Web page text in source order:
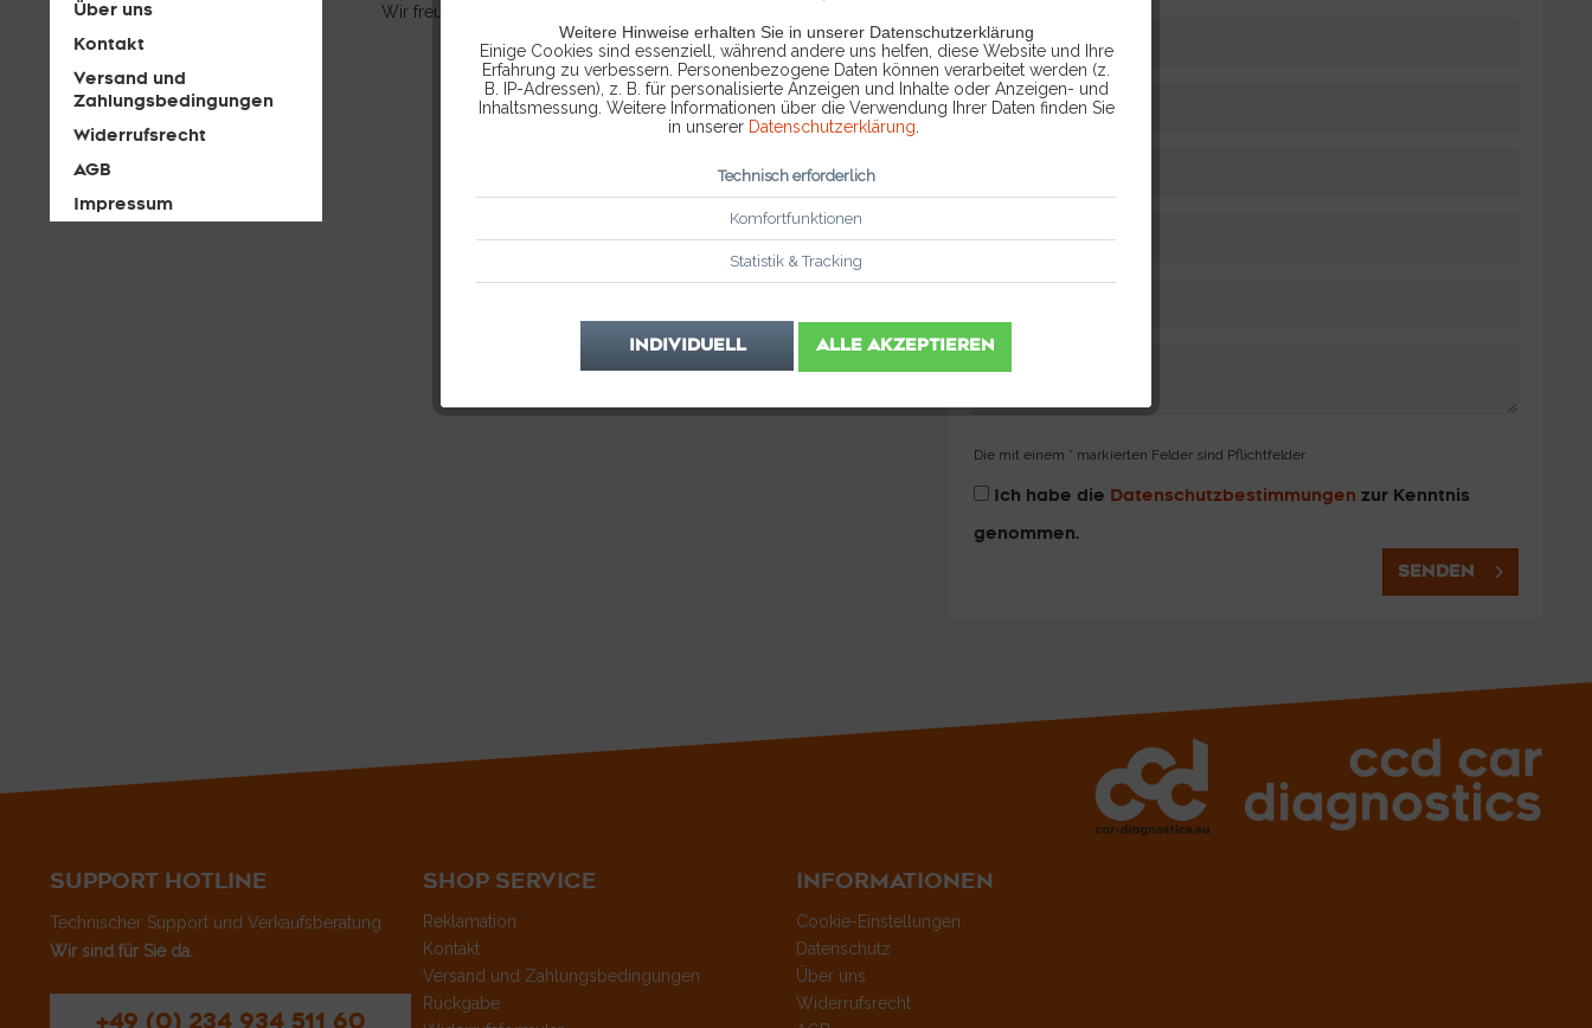
Weitere Hinweise erhalten Sie in unserer Datenschutzerklärung
Einige Cookies sind essenziell, während andere uns helfen, diese Website und Ihre
Erfahrung zu verbessern. Personenbezogene Daten können verarbeitet werden (z.
B. IP-Adressen), z. B. für personalisierte Anzeigen und Inhalte oder Anzeigen- und
Inhaltsmessung. Weitere Informationen über die Verwendung Ihrer Daten finden Sie
in unserer Datenschutzerklärung
Technisch erforderlich
Komfortfunktionen
Statistik & Tracking
INDIVIDUELL ALLE AKZEPTIEREN
Über uns
Kontakt
Versand und
Zahlungsbedingungen
Widerrufsrecht
AGB
Impressum
Wir freuen uns auf Ihre Kontaktaufnahme.
Die mit einem * markierten Felder sind Pflichtfelder.
Ich habe die Datenschutzbestimmungen zur Kenntnis
genommen.
SENDEN
SUPPORT HOTLINE
Technischer Support und Verkaufsberatung
Wir sind für Sie da.
+49 (0) 234 934 511 60
SHOP SERVICE
Reklamation
Kontakt
Versand und Zahlungsbedingungen
Rückgabe
INFORMATIONEN
Cookie-Einstellungen
Datenschutz
Über uns
Widerrufsrecht